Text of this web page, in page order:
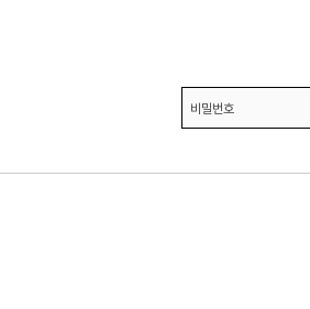
비밀번호